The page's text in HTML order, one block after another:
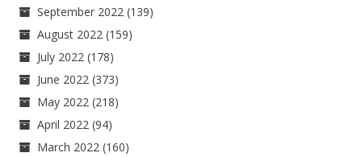
September 2022 (139)
August 2022 (159)
July 2022 (178)
June 2022 (373)
May 2022 (218)
April 2022 (94)
March 2022 (160)